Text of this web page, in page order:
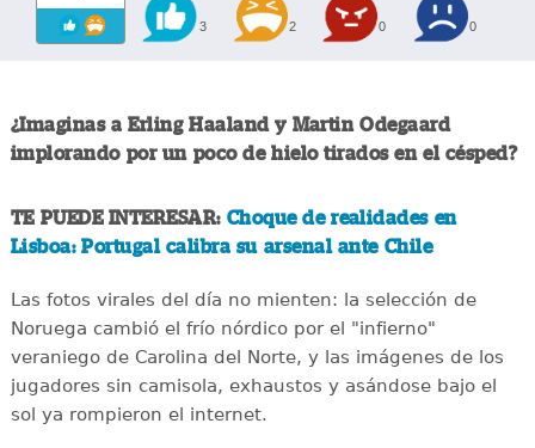
3 2 0 0
¿Imaginas a Erling Haaland y Martin Odegaard
implorando por un poco de hielo tirados en el césped?
TE PUEDE INTERESAR: Choque de realidades en
Lisboa: Portugal calibra su arsenal ante Chile
Las fotos virales del día no mienten: la selección de
Noruega cambió el frío nórdico por el "infierno"
veraniego de Carolina del Norte, y las imágenes de los
jugadores sin camisola, exhaustos y asándose bajo el
sol ya rompieron el internet.